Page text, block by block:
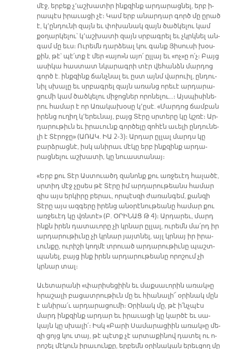
մէջ, եր­բեք չ՚աշ­խա­տիր ինք­զինք ար­դա­րաց­նել, երբ ի­
րա­պէս ի­րա­ւա­ցի չէ։ Կամ երբ ա­նար­դար գործ մը ը­րած
է, կ՚ըն­դու­նի զայն եւ փո­խա­նակ զայն ծած­կե­լու կամ
քօ­ղար­կե­լու՝ կ՚աշ­խա­տի զայն սրբագ­րել եւ չկրկնել ան­
գամ մը եւս։ Ու­րեմն դար­ձեալ կու գանք Յի­սու­սի խօս­
քին, թէ՝ պէ՛տք է մեր «ա­յո»ն ա­յո՛ ըլ­լայ եւ «ոչ»ը ո՛չ։ Բայց
ա­սի­կա հաս­տատ նկա­րագ­րի տէր վե­հանձն մար­դոց
գործ է. ինք­զինք ճանչ­նալ եւ ըստ այնմ վա­րուիլ, ըն­դու­
նիլ սխա­լը եւ սրբագ­րել զայն ա­ռանց ո­րե­ւէ ար­դա­րա­
ցու­մի կամ ծած­կե­լու մի­ջոց­ներ ո­րո­նե­լու…։ Այս­պի­սի­նե­
րու հա­մար է որ Ա­ռա­կա­խօ­սը կ՚ը­սէ. «Մար­դոց ճամ­բան
ի­րենց ու­ղիղ կ՚ե­րեւ­նայ, բայց Տէ­րը սրտե­րը կը կշռէ։ Ար­
դա­րու­թիւն եւ ի­րա­ւունք գոր­ծե­լը զո­հէն ա­ւե­լի ըն­դու­նե­
լի է Տէ­րո­ջը» (Ա­ՌԱԿ. ԻԱ 2-3)։ Ար­դար ըլ­լալ մարդս կը
բարձ­րաց­նէ, իսկ ա­նի­րաւ մէ­կը երբ ինք­զինք ար­դա­
րաց­նե­լու աշ­խա­տի, կը նուաս­տա­նայ։
«Երբ քու Տէր Աս­տուածդ զա­նոնք քու առ­ջե­ւէդ հա­լա­ծէ,
սրտիդ մէջ չը­սես թէ Տէ­րը իմ ար­դա­րու­թեանս հա­մար
զիս այս եր­կի­րը բե­րաւ, որ­պէս­զի ժա­ռան­գեմ, քան­զի
Տէ­րը այս ազ­գե­րը ի­րենց անօ­րէ­նու­թեա­նը հա­մար քու
առ­ջե­ւէդ կը վռնտէ» (Բ. Օ­ՐԻ­ՆԱՑ Թ 4)։ Ար­դա­րեւ, մարդ
ինքն ի­րեն դա­տա­ւո­րը չի կրնար ըլ­լալ, ու­րեմն մա՛րդ իր
ար­դա­րու­թիւ­նը չի կրնար յայտ­նել, այլ կրնայ իր ի­րա­
ւուն­քը, ու­րի­շի կող­մէ տրուած ար­դա­րու­թիւ­նը պաշտ­
պա­նել, բայց ինք ի­րեն ար­դա­րու­թեա­նը ո­րո­շում չի
կրնար տալ։
Ա­ւե­տա­րա­նի «փա­րի­սե­ցիին եւ մաք­սա­ւո­րին ա­ռակ»ը
հրա­շա­լի բա­ցատ­րու­թիւն մը եւ հիա­նա­լի՜ օ­րի­նակ մըն
է ա­նի­րա՛ւ ար­դա­րա­ցու­մի։ Օ­րի­նակ մը, թէ ի՛նչ­պէս
մարդ ինք­զինք ար­դար եւ ի­րա­ւա­ցի կը կար­ծէ եւ սա­
կայն կը սխա­լի՛։ Իսկ «Բա­րի Սա­մա­րա­ցիին ա­ռակ»ը մե­
զի ցոյց կու տայ, թէ պէտք չէ ար­տա­քի­նով դա­տել ու ո­
րո­շել մէ­կուն ի­րա­ւուն­քը, եր­բեմն օ­րի­նա­կան ե­րեւ­ցող մը